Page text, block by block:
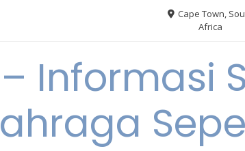
Cape Town,
Africa
– Informasi